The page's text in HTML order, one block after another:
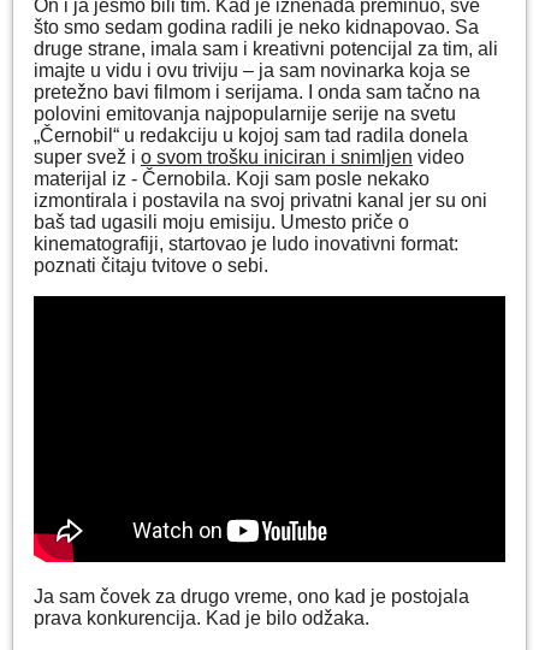
On i ja jesmo bili tim. Kad je iznenada preminuo, sve
što smo sedam godina radili je neko kidnapovao. Sa
druge strane, imala sam i kreativni potencijal za tim, ali
imajte u vidu i ovu triviju – ja sam novinarka koja se
pretežno bavi filmom i serijama. I onda sam tačno na
polovini emitovanja najpopularnije serije na svetu
„Černobil“ u redakciju u kojoj sam tad radila donela
super svež i o svom trošku iniciran i snimljen video
materijal iz - Černobila. Koji sam posle nekako
izmontirala i postavila na svoj privatni kanal jer su oni
baš tad ugasili moju emisiju. Umesto priče o
kinematografiji, startovao je ludo inovativni format:
poznati čitaju tvitove o sebi.
Ja sam čovek za drugo vreme, ono kad je postojala
prava konkurencija. Kad je bilo odžaka.